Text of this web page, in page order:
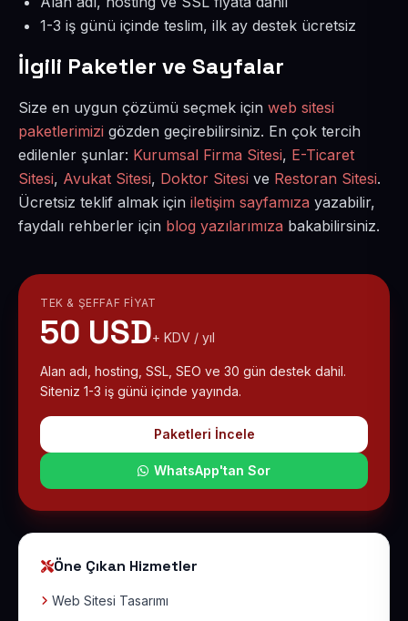
1-3 iş günü içinde teslim, ilk ay destek ücretsiz
İlgili Paketler ve Sayfalar
Size en uygun çözümü seçmek için web sitesi
paketlerimizi gözden geçirebilirsiniz. En çok tercih
edilenler şunlar: Kurumsal Firma Sitesi, E-Ticaret
Sitesi, Avukat Sitesi, Doktor Sitesi ve Restoran Sitesi.
Ücretsiz teklif almak için iletişim sayfamıza yazabilir,
faydalı rehberler için blog yazılarımıza bakabilirsiniz.
TEK & ŞEFFAF FIYAT
50 USD+ KDV / yıl
Alan adı, hosting, SSL, SEO ve 30 gün destek dahil.
Siteniz 1-3 iş günü içinde yayında.
Paketleri İncele
WhatsApp'tan Sor
Öne Çıkan Hizmetler
Web Sitesi Tasarımı